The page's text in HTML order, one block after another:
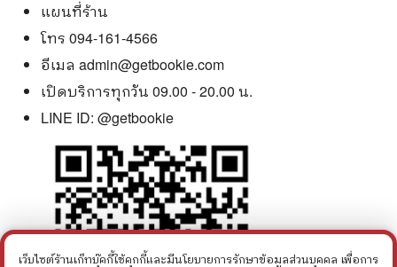
แผนที่ร้าน
โทร 094-161-4566
อีเมล admin@getbookie.com
เปิดบริการทุกวัน 09.00 - 20.00 น.
LINE ID: @getbookie
เว็บไซต์ร้านเก็ทบุ๊คกี้ใช้คุกกี้และมีนโยบายการรักษาข้อมูลส่วนบุคคล เพื่อการ